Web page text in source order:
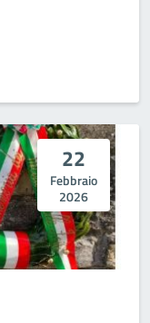
22
Febbraio
2026